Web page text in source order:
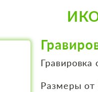
Размеры от